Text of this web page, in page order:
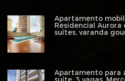
Apartamento
Residencial Aurora
suítes, varanda
Apartamento para